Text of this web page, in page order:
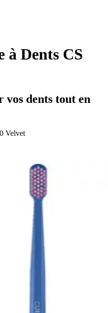
à Dents CS
dents tout en
Velvet